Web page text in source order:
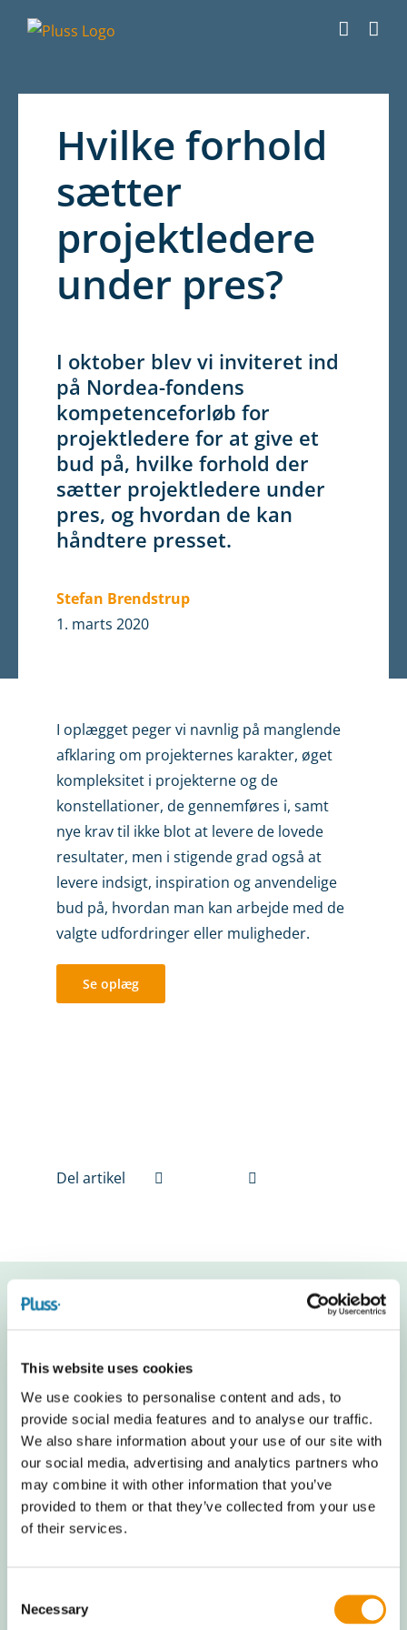
This website uses cookies
We use cookies to personalise content and ads, to
provide social media features and to analyse our traffic.
We also share information about your use of our site with
our social media, advertising and analytics partners who
may combine it with other information that you’ve
provided to them or that they’ve collected from your use
of their services.
Selection
Necessary
Hvilke forhold
sætter
projektledere
under pres?
I oktober blev vi inviteret ind
på Nordea-fondens
kompetenceforløb for
projektledere for at give et
bud på, hvilke forhold der
sætter projektledere under
pres, og hvordan de kan
håndtere presset.
Stefan Brendstrup
1. marts 2020
I oplægget peger vi navnlig på manglende
afklaring om projekternes karakter, øget
kompleksitet i projekterne og de
konstellationer, de gennemføres i, samt
nye krav til ikke blot at levere de lovede
resultater, men i stigende grad også at
levere indsigt, inspiration og anvendelige
bud på, hvordan man kan arbejde med de
valgte udfordringer eller muligheder.
Se oplæg
Del artikel
Vil du vide mere?
Stefan Brendstrup
Direktør
+45 2283 2024